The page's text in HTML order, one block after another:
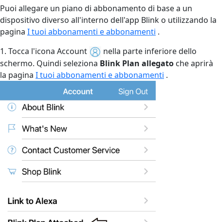
Puoi allegare un piano di abbonamento di base a un
dispositivo diverso all'interno dell'app Blink o utilizzando la
pagina I tuoi abbonamenti e abbonamenti .
1. Tocca l'icona Account
nella parte inferiore dello
schermo. Quindi seleziona Blink Plan allegato che aprirà
la pagina I tuoi abbonamenti e abbonamenti .